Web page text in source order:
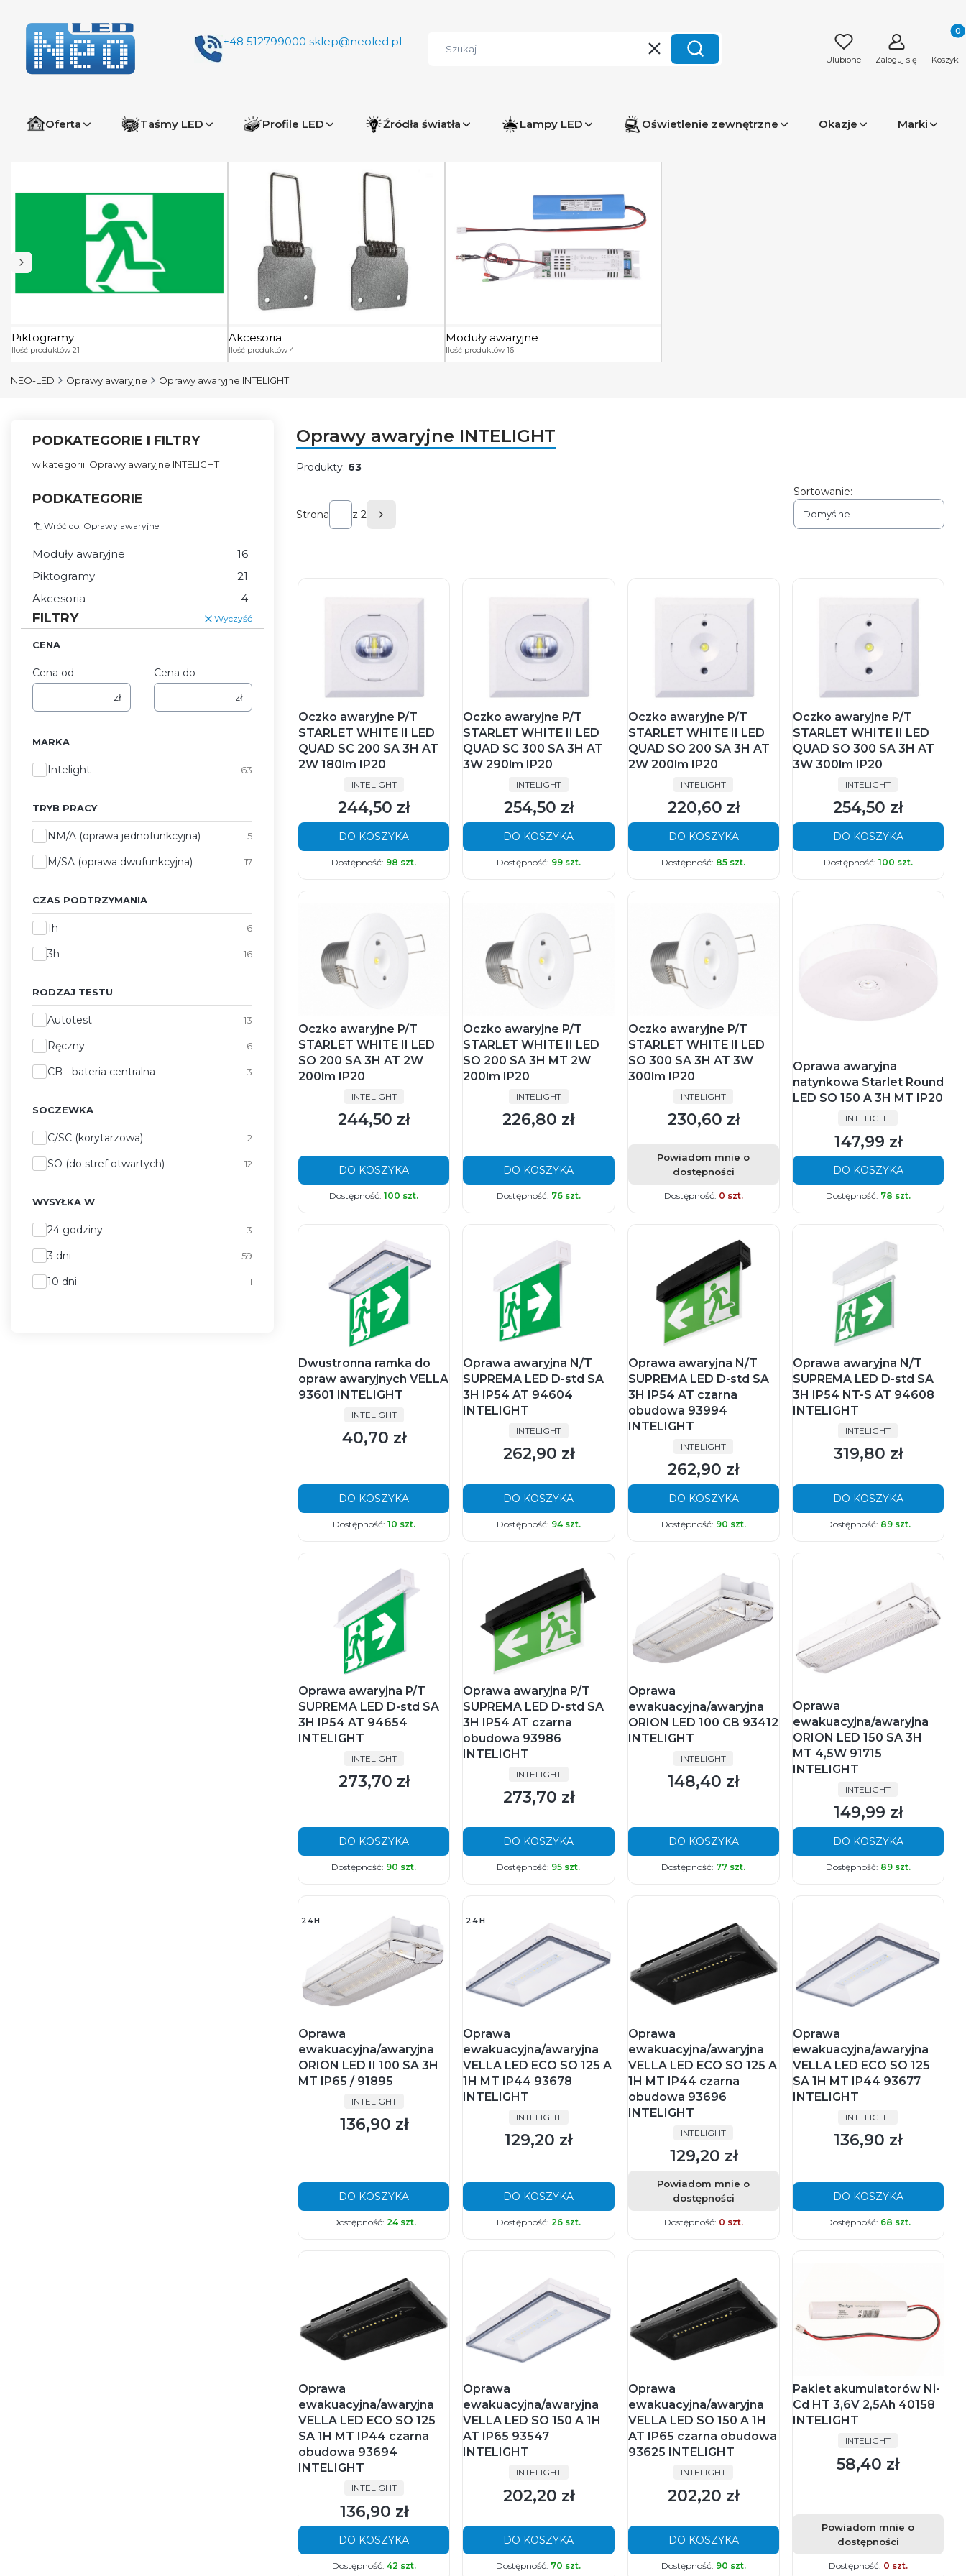
+48 512799000 sklep@neoled.pl
WyczyśćSzukaj Ulubione Zaloguj się Koszyk
Oferta Taśmy LED Profile LED Źródła światła Lampy LED Oświetlenie zewnętrzne Okazje Marki
Piktogramy
Ilość produktów 21
Akcesoria
Ilość produktów 4
Moduły awaryjne
Ilość produktów 16
NEO-LED Oprawy awaryjne Oprawy awaryjne INTELIGHT
PODKATEGORIE I FILTRY
w kategorii: Oprawy awaryjne INTELIGHT
PODKATEGORIE
Wróć do: Oprawy awaryjne
Moduły awaryjne
16
Piktogramy
21
Akcesoria
4
FILTRY Wyczyść
CENA
Cena od
zł
Cena do
zł
MARKA
MarkaIntelight 63
TRYB PRACY
Tryb pracy
NM/A (oprawa jednofunkcyjna) 5
M/SA (oprawa dwufunkcyjna) 17
CZAS PODTRZYMANIA
Czas podtrzymania
1h 6
3h 16
RODZAJ TESTU
Rodzaj testu
Autotest 13
Ręczny 6
CB - bateria centralna 3
SOCZEWKA
Soczewka
C/SC (korytarzowa) 2
SO (do stref otwartych) 12
WYSYŁKA W
Wysyłka w
24 godziny 3
3 dni 59
10 dni 1
Oprawy awaryjne INTELIGHT
Produkty: 63
Sortowanie:
Domyślne
Strona z 2 Następne produkty
Oczko awaryjne P/T
STARLET WHITE II LED
QUAD SC 200 SA 3H AT
2W 180lm IP20
PRODUCENT
INTELIGHT
Cena
244,50 zł
DO KOSZYKA
Dostępność: 98 szt.
Oczko awaryjne P/T
STARLET WHITE II LED
QUAD SC 300 SA 3H AT
3W 290lm IP20
PRODUCENT
INTELIGHT
Cena
254,50 zł
DO KOSZYKA
Dostępność: 99 szt.
Oczko awaryjne P/T
STARLET WHITE II LED
QUAD SO 200 SA 3H AT
2W 200lm IP20
PRODUCENT
INTELIGHT
Cena
220,60 zł
DO KOSZYKA
Dostępność: 85 szt.
Oczko awaryjne P/T
STARLET WHITE II LED
QUAD SO 300 SA 3H AT
3W 300lm IP20
PRODUCENT
INTELIGHT
Cena
254,50 zł
DO KOSZYKA
Dostępność: 100 szt.
Oczko awaryjne P/T
STARLET WHITE II LED
SO 200 SA 3H AT 2W
200lm IP20
PRODUCENT
INTELIGHT
Cena
244,50 zł
DO KOSZYKA
Dostępność:100 szt.
Oczko awaryjne P/T
STARLET WHITE II LED
SO 200 SA 3H MT 2W
200lm IP20
PRODUCENT
INTELIGHT
Cena
226,80 zł
DO KOSZYKA
Dostępność: 76 szt.
Oczko awaryjne P/T
STARLET WHITE II LED
SO 300 SA 3H AT 3W
300lm IP20
PRODUCENT
INTELIGHT
Cena
230,60 zł
Powiadom mnie o
dostępności
Dostępność: 0 szt.
Oprawa awaryjna
natynkowa Starlet Round
LED SO 150 A 3H MT IP20
PRODUCENT
INTELIGHT
Cena
147,99 zł
DO KOSZYKA
Dostępność: 78 szt.
Dwustronna ramka do
opraw awaryjnych VELLA
93601 INTELIGHT
PRODUCENT
INTELIGHT
Cena
40,70 zł
DO KOSZYKA
Dostępność: 10 szt.
Oprawa awaryjna N/T
SUPREMA LED D-std SA
3H IP54 AT 94604
INTELIGHT
PRODUCENT
INTELIGHT
Cena
262,90 zł
DO KOSZYKA
Dostępność: 94 szt.
Oprawa awaryjna N/T
SUPREMA LED D-std SA
3H IP54 AT czarna
obudowa 93994
INTELIGHT
PRODUCENT
INTELIGHT
Cena
262,90 zł
DO KOSZYKA
Dostępność: 90 szt.
Oprawa awaryjna N/T
SUPREMA LED D-std SA
3H IP54 NT-S AT 94608
INTELIGHT
PRODUCENT
INTELIGHT
Cena
319,80 zł
DO KOSZYKA
Dostępność: 89 szt.
Oprawa awaryjna P/T
SUPREMA LED D-std SA
3H IP54 AT 94654
INTELIGHT
PRODUCENT
INTELIGHT
Cena
273,70 zł
DO KOSZYKA
Dostępność: 90 szt.
Oprawa awaryjna P/T
SUPREMA LED D-std SA
3H IP54 AT czarna
obudowa 93986
INTELIGHT
PRODUCENT
INTELIGHT
Cena
273,70 zł
DO KOSZYKA
Dostępność: 95 szt.
Oprawa
ewakuacyjna/awaryjna
ORION LED 100 CB 93412
INTELIGHT
PRODUCENT
INTELIGHT
Cena
148,40 zł
DO KOSZYKA
Dostępność: 77 szt.
Oprawa
ewakuacyjna/awaryjna
ORION LED 150 SA 3H
MT 4,5W 91715
INTELIGHT
PRODUCENT
INTELIGHT
Cena
149,99 zł
DO KOSZYKA
Dostępność: 89 szt.
24H
Oprawa
ewakuacyjna/awaryjna
ORION LED II 100 SA 3H
MT IP65 / 91895
PRODUCENT
INTELIGHT
Cena
136,90 zł
DO KOSZYKA
Dostępność: 24 szt.
24H
Oprawa
ewakuacyjna/awaryjna
VELLA LED ECO SO 125 A
1H MT IP44 93678
INTELIGHT
PRODUCENT
INTELIGHT
Cena
129,20 zł
DO KOSZYKA
Dostępność: 26 szt.
Oprawa
ewakuacyjna/awaryjna
VELLA LED ECO SO 125 A
1H MT IP44 czarna
obudowa 93696
INTELIGHT
PRODUCENT
INTELIGHT
Cena
129,20 zł
Powiadom mnie o
dostępności
Dostępność: 0 szt.
Oprawa
ewakuacyjna/awaryjna
VELLA LED ECO SO 125
SA 1H MT IP44 93677
INTELIGHT
PRODUCENT
INTELIGHT
Cena
136,90 zł
DO KOSZYKA
Dostępność: 68 szt.
Oprawa
ewakuacyjna/awaryjna
VELLA LED ECO SO 125
SA 1H MT IP44 czarna
obudowa 93694
INTELIGHT
PRODUCENT
INTELIGHT
Cena
136,90 zł
DO KOSZYKA
Dostępność: 42 szt.
Oprawa
ewakuacyjna/awaryjna
VELLA LED SO 150 A 1H
AT IP65 93547
INTELIGHT
PRODUCENT
INTELIGHT
Cena
202,20 zł
DO KOSZYKA
Dostępność: 70 szt.
Oprawa
ewakuacyjna/awaryjna
VELLA LED SO 150 A 1H
AT IP65 czarna obudowa
93625 INTELIGHT
PRODUCENT
INTELIGHT
Cena
202,20 zł
DO KOSZYKA
Dostępność: 90 szt.
Pakiet akumulatorów Ni-
Cd HT 3,6V 2,5Ah 40158
INTELIGHT
PRODUCENT
INTELIGHT
Cena
58,40 zł
Powiadom mnie o
dostępności
Dostępność: 0 szt.